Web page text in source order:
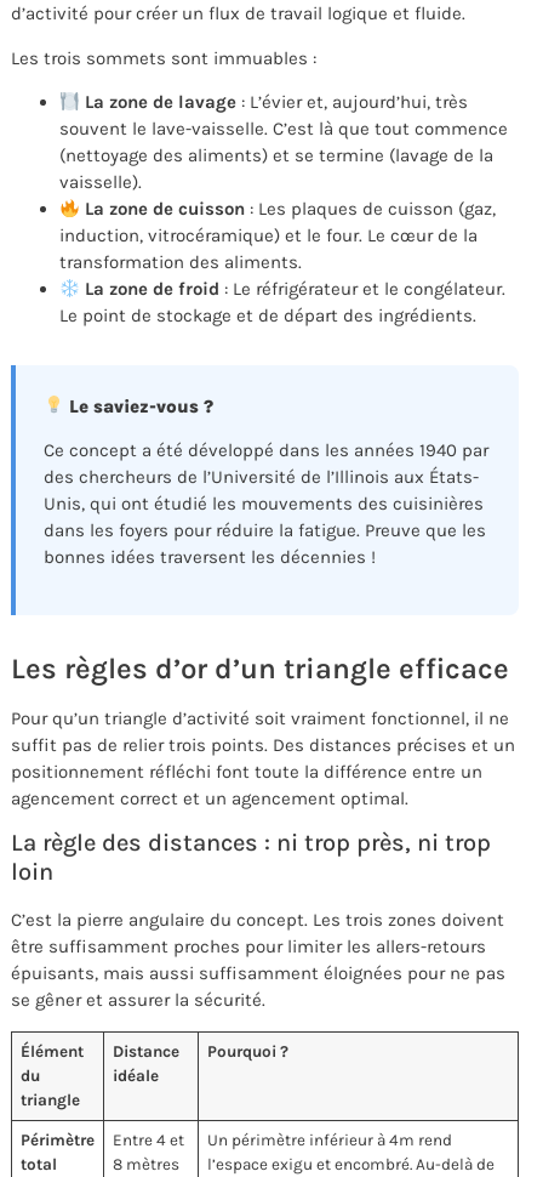
d’activité pour créer un flux de travail logique et fluide.
Les trois sommets sont immuables :
La zone de lavage : L’évier et, aujourd’hui, très
souvent le lave-vaisselle. C’est là que tout commence
(nettoyage des aliments) et se termine (lavage de la
vaisselle).
La zone de cuisson : Les plaques de cuisson (gaz,
induction, vitrocéramique) et le four. Le cœur de la
transformation des aliments.
La zone de froid : Le réfrigérateur et le congélateur.
Le point de stockage et de départ des ingrédients.
Le saviez-vous ?
Ce concept a été développé dans les années 1940 par
des chercheurs de l’Université de l’Illinois aux États-
Unis, qui ont étudié les mouvements des cuisinières
dans les foyers pour réduire la fatigue. Preuve que les
bonnes idées traversent les décennies !
Les règles d’or d’un triangle efficace
Pour qu’un triangle d’activité soit vraiment fonctionnel, il ne
suffit pas de relier trois points. Des distances précises et un
positionnement réfléchi font toute la différence entre un
agencement correct et un agencement optimal.
La règle des distances : ni trop près, ni trop
loin
C’est la pierre angulaire du concept. Les trois zones doivent
être suffisamment proches pour limiter les allers-retours
épuisants, mais aussi suffisamment éloignées pour ne pas
se gêner et assurer la sécurité.
Élément
du
triangle
Distance
idéale
Pourquoi ?
Périmètre
total
Entre 4 et
8 mètres
Un périmètre inférieur à 4m rend
l’espace exigu et encombré. Au-delà de